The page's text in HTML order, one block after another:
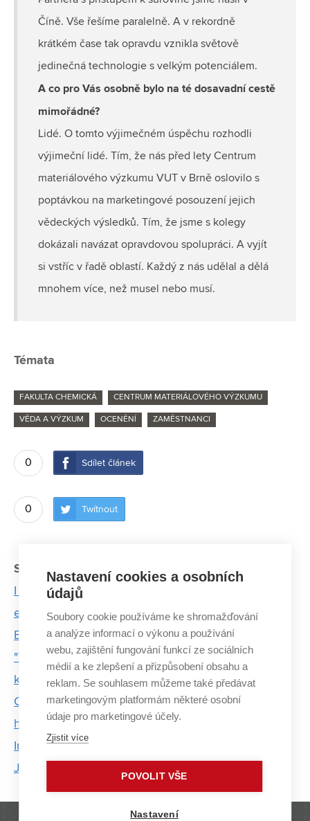
Číně. Vše řešíme paralelně. A v rekordně
krátkém čase tak opravdu vznikla světově
jedinečná technologie s velkým potenciálem.
A co pro Vás osobně bylo na té dosavadní cestě
mimořádné?
Lidé. O tomto výjimečném úspěchu rozhodli
výjimeční lidé. Tím, že nás před lety Centrum
materiálového výzkumu VUT v Brně oslovilo s
poptávkou na marketingové posouzení jejich
vědeckých výsledků. Tím, že jsme s kolegy
dokázali navázat opravdovou spolupráci. A vyjít
si vstříc v řadě oblastí. Každý z nás udělal a dělá
mnohem více, než musel nebo musí.
Témata
FAKULTA CHEMICKÁ CENTRUM MATERIÁLOVÉHO VÝZKUMU
VĚDA A VÝZKUM OCENĚNÍ ZAMĚSTNANCI
0 Sdílet článek
0 Twítnout
Související články:
I sprchový kout může měnit barvu, a ještě šetřit
energii
Betony bez cementu? Stavět lze i tak
"Technologický oscar" pro biotechnologii Hydal,
která vznikla na VUT v Brně
Chemici z VUT chtějí vyrobit unikátní kosti. Z
hořčíku
Inspiraci hledáme v přírodě, říká uznávaný vědec
Josef Jančář
Nastavení cookies a osobních
údajů
Soubory cookie používáme ke shromažďování
a analýze informací o výkonu a používání
webu, zajištění fungování funkcí ze sociálních
médií a ke zlepšení a přizpůsobení obsahu a
reklam. Se souhlasem můžeme také předávat
marketingovým platformám některé osobní
údaje pro marketingové účely.
Zjistit více
POVOLIT VŠE
Nastavení